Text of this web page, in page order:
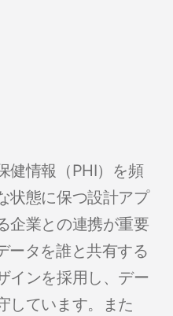
健情報（PHI）を頻
状態に保つ設計アプ
企業との連携が重要
ータを誰と共有する
インを採用し、デー
しています。また